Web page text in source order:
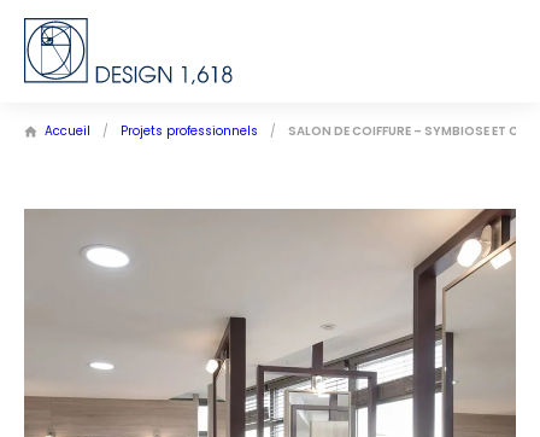
Accueil / Projets professionnels / SALON DE COIFFURE – SYMBIOSE ET